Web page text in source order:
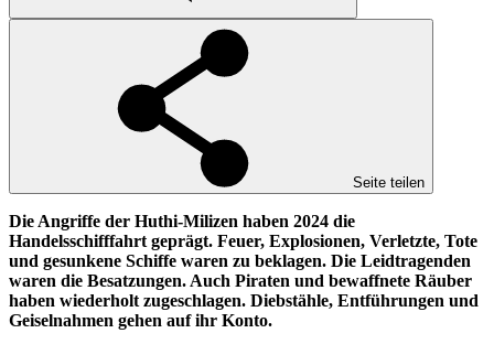
Seite teilen
Die Angriffe der Huthi-Milizen haben 2024 die
Handelsschifffahrt geprägt. Feuer, Explosionen, Verletzte, Tote
und gesunkene Schiffe waren zu beklagen. Die Leidtragenden
waren die Besatzungen. Auch Piraten und bewaffnete Räuber
haben wiederholt zugeschlagen. Diebstähle, Entführungen und
Geiselnahmen gehen auf ihr Konto.